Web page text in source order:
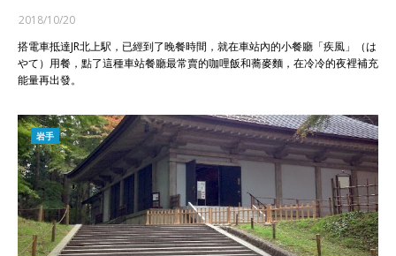
2018/10/20
搭電車抵達JR北上駅，已經到了晚餐時間，就在車站內的小餐廳「疾風」（は
やて）用餐，點了這種車站餐廳最常賣的咖哩飯和蕎麥麵，在冷冷的夜裡補充
能量再出發。
岩手